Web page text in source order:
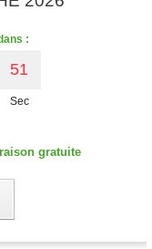
:
50
Sec
gratuite